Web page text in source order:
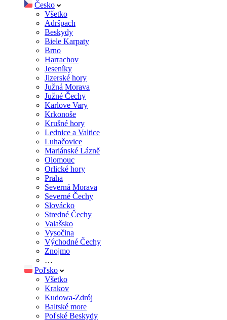
Česko
Všetko
Adršpach
Beskydy
Biele Karpaty
Brno
Harrachov
Jeseníky
Jizerské hory
Južná Morava
Južné Čechy
Karlove Vary
Krkonoše
Krušné hory
Lednice a Valtice
Luhačovice
Mariánské Lázně
Olomouc
Orlické hory
Praha
Severná Morava
Severné Čechy
Slovácko
Stredné Čechy
Valašsko
Vysočina
Východné Čechy
Znojmo
…
Poľsko
Všetko
Krakov
Kudowa-Zdrój
Baltské more
Poľské Beskydy